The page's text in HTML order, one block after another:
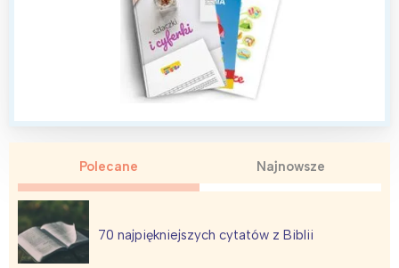
Polecane Najnowsze
70 najpiękniejszych cytatów z Biblii
tego regionu:
Warszawa
Łódź